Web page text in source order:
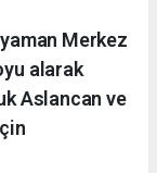
Merkez
alarak
Aslancan ve